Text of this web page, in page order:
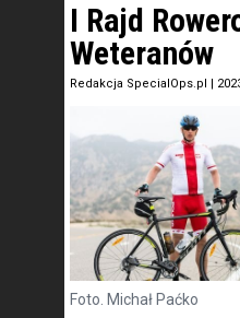
I Rajd
Weteranów
Redakcja SpecialOps.pl |
Foto. Michał Paćko